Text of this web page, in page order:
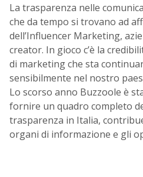
La trasparenza nelle
che da tempo si trovano ad
dell’Influencer Marketing,
creator. In gioco c’è la
di marketing che sta
sensibilmente nel nostro
Lo scorso anno Buzzoole è
fornire un quadro completo
trasparenza in Italia,
organi di informazione e gli